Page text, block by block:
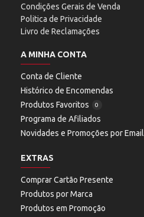
Condições Gerais de Venda
Politica de Privacidade
Livro de Reclamações
A MINHA CONTA
Conta de Cliente
Histórico de Encomendas
Produtos Favoritos
0
Programa de Afiliados
Novidades e Promoções por Email
EXTRAS
Comprar Cartão Presente
Produtos por Marca
Produtos em Promoção